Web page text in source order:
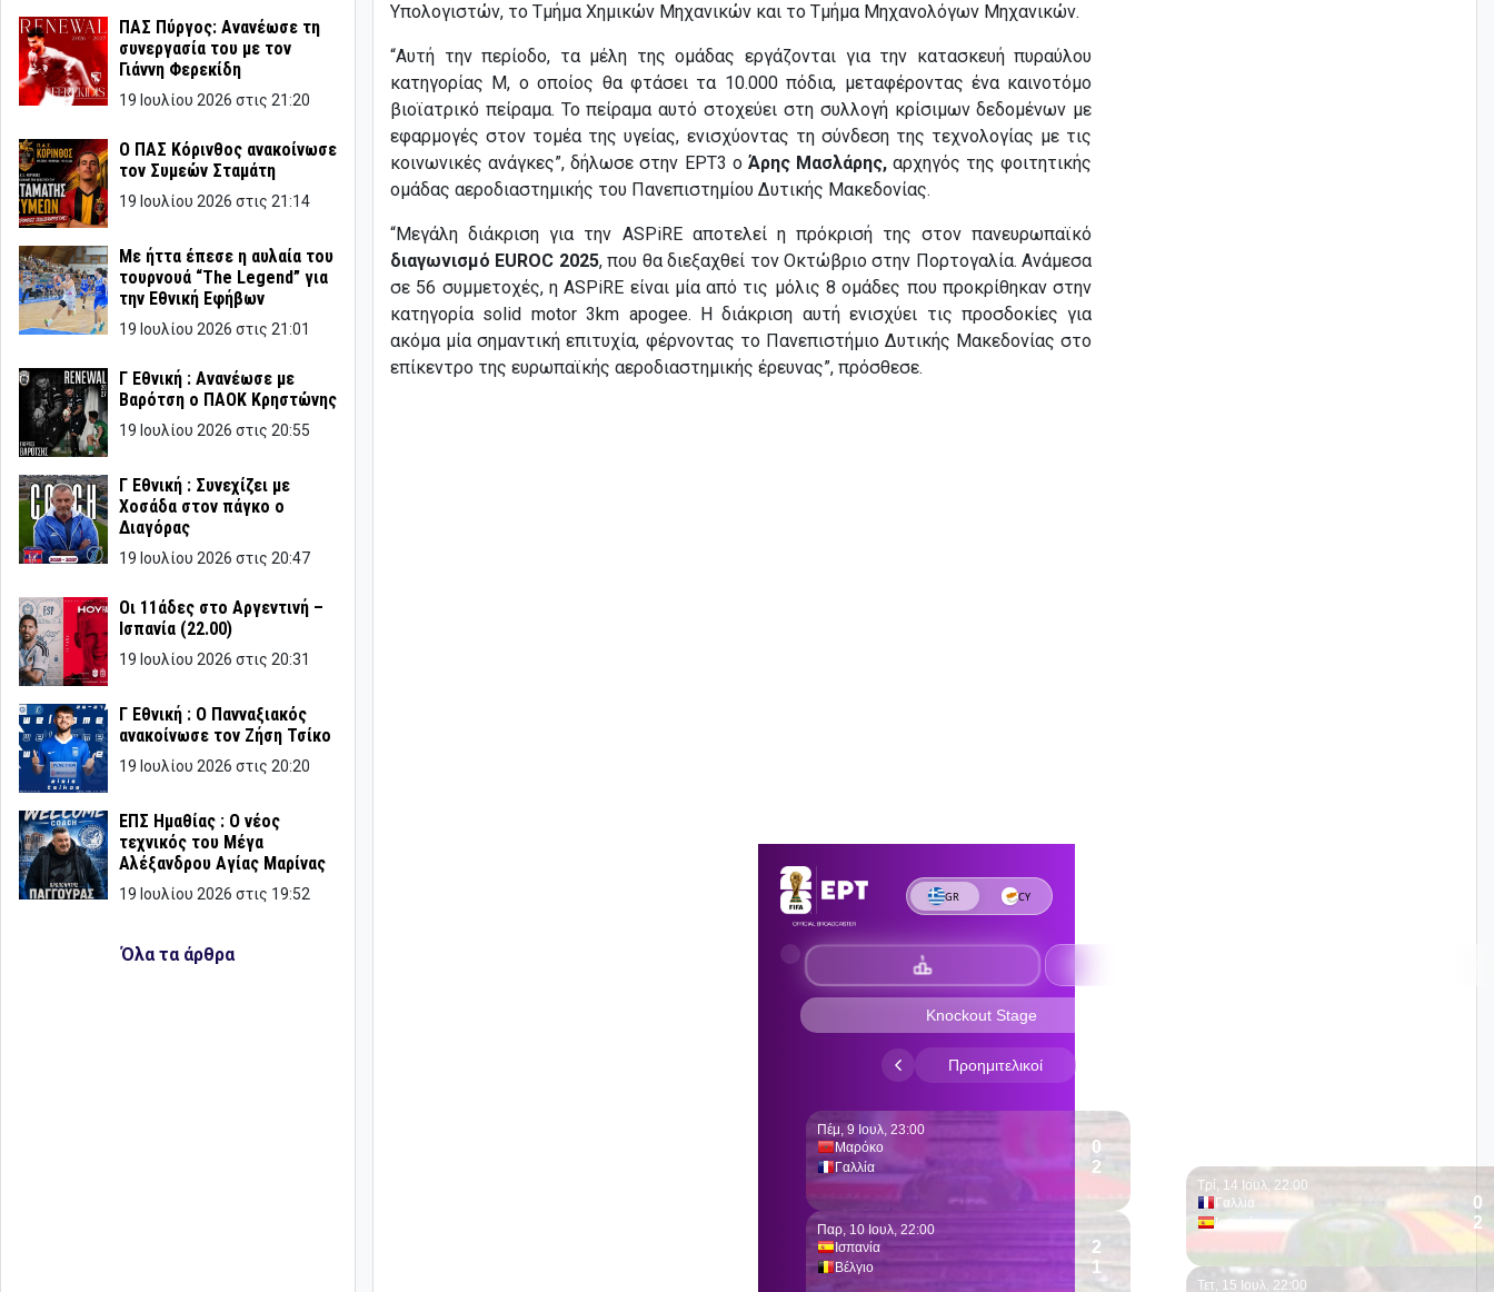
ΠΑΣ Πύργος: Ανανέωσε τη
συνεργασία του με τον
Γιάννη Φερεκίδη
19 Ιουλίου 2026 στις 21:20
Ο ΠΑΣ Κόρινθος ανακοίνωσε
τον Συμεών Σταμάτη
19 Ιουλίου 2026 στις 21:14
Με ήττα έπεσε η αυλαία του
τουρνουά “The Legend” για
την Εθνική Εφήβων
19 Ιουλίου 2026 στις 21:01
Γ Εθνική : Ανανέωσε με
Βαρότση ο ΠΑΟΚ Κρηστώνης
19 Ιουλίου 2026 στις 20:55
Γ Εθνική : Συνεχίζει με
Χοσάδα στον πάγκο ο
Διαγόρας
19 Ιουλίου 2026 στις 20:47
Οι 11άδες στο Αργεντινή –
Ισπανία (22.00)
19 Ιουλίου 2026 στις 20:31
Γ Εθνική : Ο Πανναξιακός
ανακοίνωσε τον Ζήση Τσίκο
19 Ιουλίου 2026 στις 20:20
ΕΠΣ Ημαθίας : Ο νέος
τεχνικός του Μέγα
Αλέξανδρου Αγίας Μαρίνας
19 Ιουλίου 2026 στις 19:52
Όλα τα άρθρα
Υπολογιστών, το Τμήμα Χημικών Μηχανικών και το Τμήμα Μηχανολόγων Μηχανικών.
“Αυτή την περίοδο, τα μέλη της ομάδας εργάζονται για την κατασκευή πυραύλου
κατηγορίας Μ, ο οποίος θα φτάσει τα 10.000 πόδια, μεταφέροντας ένα καινοτόμο
βιοϊατρικό πείραμα. Το πείραμα αυτό στοχεύει στη συλλογή κρίσιμων δεδομένων με
εφαρμογές στον τομέα της υγείας, ενισχύοντας τη σύνδεση της τεχνολογίας με τις
κοινωνικές ανάγκες”, δήλωσε στην ΕΡΤ3 οΆρης Μασλάρης,αρχηγός της φοιτητικής
ομάδας αεροδιαστημικής του Πανεπιστημίου Δυτικής Μακεδονίας.
“Μεγάλη διάκριση για την ASPiRE αποτελεί η πρόκρισή της στον πανευρωπαϊκό
διαγωνισμό EUROC 2025, που θα διεξαχθεί τον Οκτώβριο στην Πορτογαλία. Ανάμεσα
σε 56 συμμετοχές, η ASPiRE είναι μία από τις μόλις 8 ομάδες που προκρίθηκαν στην
κατηγορία solid motor 3km apogee. Η διάκριση αυτή ενισχύει τις προσδοκίες για
ακόμα μία σημαντική επιτυχία, φέρνοντας το Πανεπιστήμιο Δυτικής Μακεδονίας στο
επίκεντρο της ευρωπαϊκής αεροδιαστημικής έρευνας”, πρόσθεσε.